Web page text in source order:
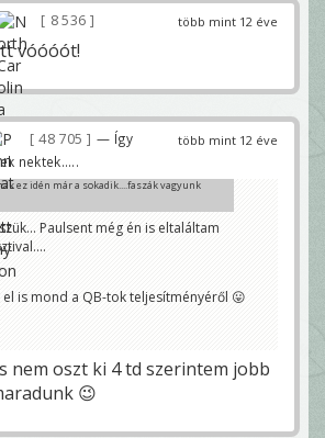
több mint 12 éve
8 536
vóóóót!
több mint 12 éve
48 705
— Így
nektek.....
ez idén már a sokadik....faszák vagyunk
Paulsent még én is eltaláltam
is mond a QB-tok teljesítményéről 😛
nem oszt ki 4 td szerintem jobb
😉